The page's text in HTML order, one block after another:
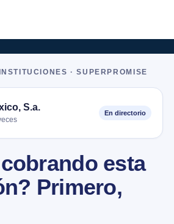
· SUPERPROMISE
S.a.
En directorio
esta
Primero,